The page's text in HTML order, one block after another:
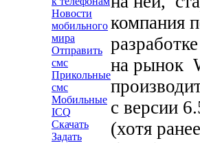
Новости
мобильного
мира
Отправить
смс
Прикольные
смс
Мобильные
ICQ
Скачать
Задать
компания
на рынок
с версии
(хотя